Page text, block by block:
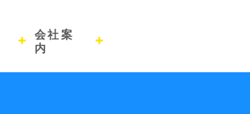
会社案
内